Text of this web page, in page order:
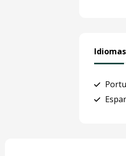
Idiomas